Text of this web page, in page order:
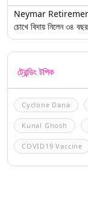
Neymar Retirement:
চোখে বিদায় নিলেন ৩৪
ট্রেন্ডিং টপিক
Cyclone Dana
Kunal Ghosh
COVID19 Vaccine